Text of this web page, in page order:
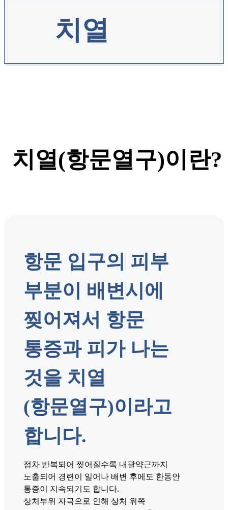
치열
치열(항문열구)이란?
항문 입구의 피부
부분이 배변시에
찢어져서 항문
통증과 피가 나는
것을 치열
(항문열구)이라고
합니다.
점차 반복되어 찢어질수록 내괄약근까지
노출되어 경련이 일어나 배변 후에도 한동안
통증이 지속되기도 합니다.
상처부위 자극으로 인해 상처 위쪽